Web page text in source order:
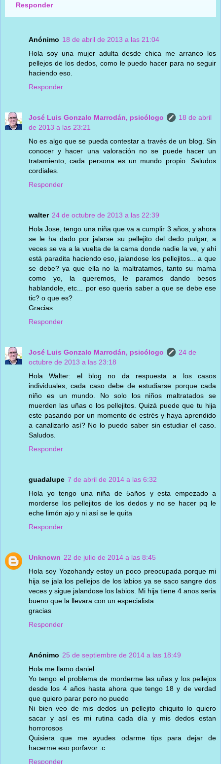
Responder
Anónimo 18 de abril de 2013 a las 21:04
Hola soy una mujer adulta desde chica me arranco los
pellejos de los dedos, como le puedo hacer para no seguir
haciendo eso.
Responder
José Luis Gonzalo Marrodán, psicólogo
18 de abril
de 2013 a las 23:21
No es algo que se pueda contestar a través de un blog. Sin
conocer y hacer una valoración no se puede hacer un
tratamiento, cada persona es un mundo propio. Saludos
cordiales.
Responder
walter 24 de octubre de 2013 a las 22:39
Hola Jose, tengo una niña que va a cumplir 3 años, y ahora
se le ha dado por jalarse su pellejito del dedo pulgar, a
veces se va a la vuelta de la cama donde nadie la ve, y ahi
está paradita haciendo eso, jalandose los pellejitos... a que
se debe? ya que ella no la maltratamos, tanto su mama
como yo, la queremos, le paramos dando besos
hablandole, etc... por eso queria saber a que se debe ese
tic? o que es?
Gracias
Responder
José Luis Gonzalo Marrodán, psicólogo
24 de
octubre de 2013 a las 23:18
Hola Walter: el blog no da respuesta a los casos
individuales, cada caso debe de estudiarse porque cada
niño es un mundo. No solo los niños maltratados se
muerden las uñas o los pellejitos. Quizá puede que tu hija
este pasando por un momento de estrés y haya aprendido
a canalizarlo así? No lo puedo saber sin estudiar el caso.
Saludos.
Responder
guadalupe 7 de abril de 2014 a las 6:32
Hola yo tengo una niña de 5años y esta empezado a
morderse los pellejitos de los dedos y no se hacer pq le
eche limón ajo y ni así se le quita
Responder
Unknown 22 de julio de 2014 a las 8:45
Hola soy Yozohandy estoy un poco preocupada porque mi
hija se jala los pellejos de los labios ya se saco sangre dos
veces y sigue jalandose los labios. Mi hija tiene 4 anos seria
bueno que la llevara con un especialista
gracias
Responder
Anónimo 25 de septiembre de 2014 a las 18:49
Hola me llamo daniel
Yo tengo el problema de morderme las uñas y los pellejos
desde los 4 años hasta ahora que tengo 18 y de verdad
que quiero parar pero no puedo
Ni bien veo de mis dedos un pellejito chiquito lo quiero
sacar y así es mi rutina cada día y mis dedos estan
horrorosos
Quisiera que me ayudes odarme tips para dejar de
hacerme eso porfavor :c
Responder